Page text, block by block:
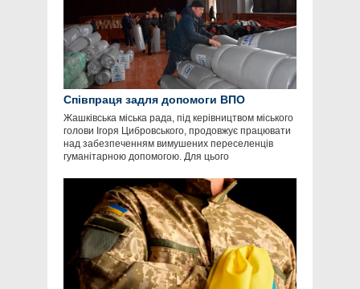
Співпраця задля допомоги ВПО
Жашківська міська рада, під керівництвом міського
голови Ігоря Цибровського, продовжує працювати
над забезпеченням вимушених переселенців
гуманітарною допомогою. Для цього